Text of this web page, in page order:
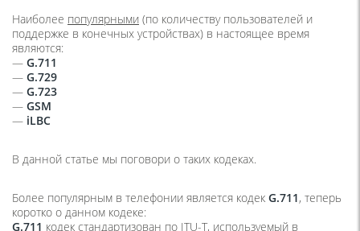
Наиболее популярными (по количеству пользователей и
поддержке в конечных устройствах) в настоящее время
являются:
— G.711
— G.729
— G.723
— GSM
— iLBC
В данной статье мы поговори о таких кодеках.
Более популярным в телефонии является кодек G.711, теперь
коротко о данном кодеке:
G.711 кодек стандартизован по ITU-T, используемый в